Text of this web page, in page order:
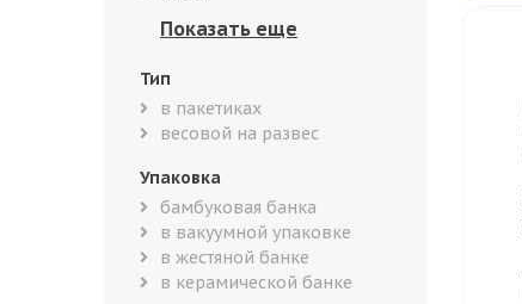
Тип
в пакетиках
весовой на развес
Упаковка
бамбуковая банка
в вакуумной упаковке
в жестяной банке
в керамической банке